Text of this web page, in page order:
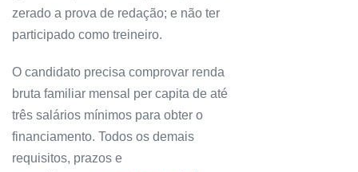
zerado a prova de redação; e não ter
participado como treineiro.
O candidato precisa comprovar renda
bruta familiar mensal per capita de até
três salários mínimos para obter o
financiamento. Todos os demais
requisitos, prazos e